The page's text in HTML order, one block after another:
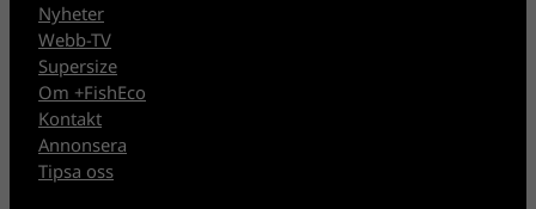
Nyheter
Webb-TV
Supersize
Om +FishEco
Kontakt
Annonsera
Tipsa oss